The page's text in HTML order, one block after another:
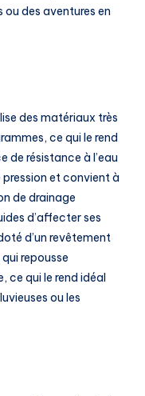
des aventures en
des matériaux très
ce qui le rend
de résistance à l’eau
pression et convient à
de drainage
d’affecter ses
d’un revêtement
repousse
ce qui le rend idéal
ou les